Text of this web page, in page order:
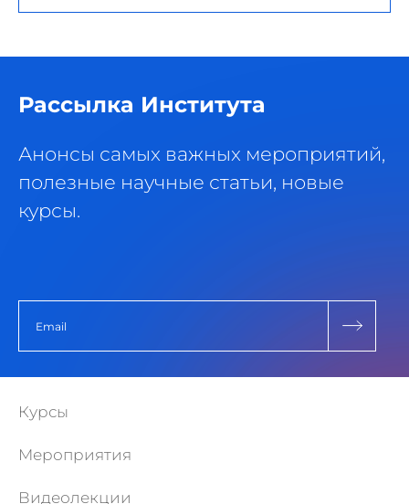
Рассылка Института
Анонсы самых важных мероприятий,
полезные научные статьи, новые
курсы.
Курсы
Мероприятия
Видеолекции